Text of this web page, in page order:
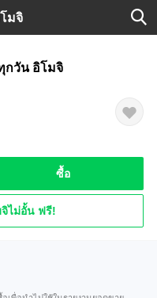
มจิ
กวัน อิโมจิ
ซื้อ
ไม่อั้น ฟรี!